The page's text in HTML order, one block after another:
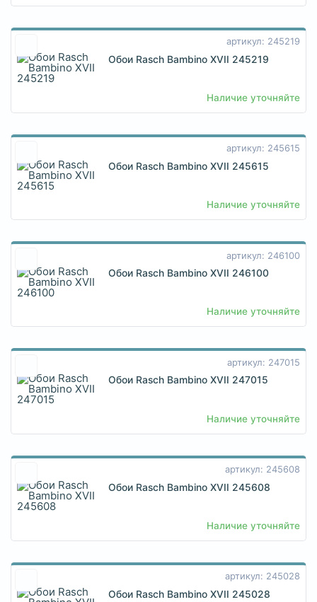
артикул: 245219
Обои Rasch Bambino XVII 245219
Наличие уточняйте
артикул: 245615
Обои Rasch Bambino XVII 245615
Наличие уточняйте
артикул: 246100
Обои Rasch Bambino XVII 246100
Наличие уточняйте
артикул: 247015
Обои Rasch Bambino XVII 247015
Наличие уточняйте
артикул: 245608
Обои Rasch Bambino XVII 245608
Наличие уточняйте
артикул: 245028
Обои Rasch Bambino XVII 245028